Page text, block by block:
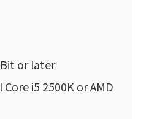
Bit or later
i5 2500K or AMD